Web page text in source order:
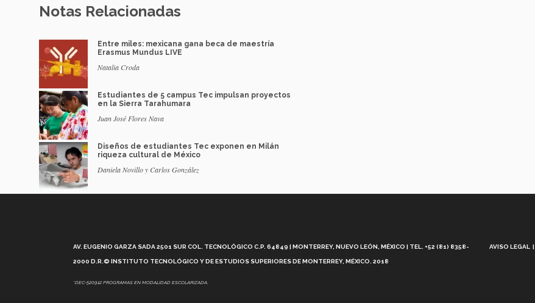
Notas Relacionadas
Entre miles: mexicana gana beca de maestría
Erasmus Mundus LIVE
Natalia Croda
Estudiantes de 5 campus Tec impulsan proyectos
en la Sierra Tarahumara
Juan José Flores Nava
Diseños de estudiantes Tec exponen en Milán
riqueza cultural de México
Daniela Novillo y Carlos González
AV. EUGENIO GARZA SADA 2501 SUR COL. TECNOLÓGICO C.P. 64849 | MONTERREY, NUEVO LEÓN, MÉXICO | TEL. +52 (81) 8358-
2000 D.R.© INSTITUTO TECNOLÓGICO Y DE ESTUDIOS SUPERIORES DE MONTERREY, MÉXICO. 2018
*DEC-520912 PROGRAMAS EN MODALIDAD ESCOLARIZADA.
AVISO LEGAL